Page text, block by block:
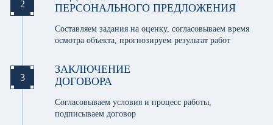
2
ПЕРСОНАЛЬНОГО ПРЕДЛОЖЕНИЯ
Составляем задания на оценку, согласовываем время
осмотра объекта, прогнозируем результат работ
3
ЗАКЛЮЧЕНИЕ
ДОГОВОРА
Согласовываем условия и процесс работы,
подписываем договор